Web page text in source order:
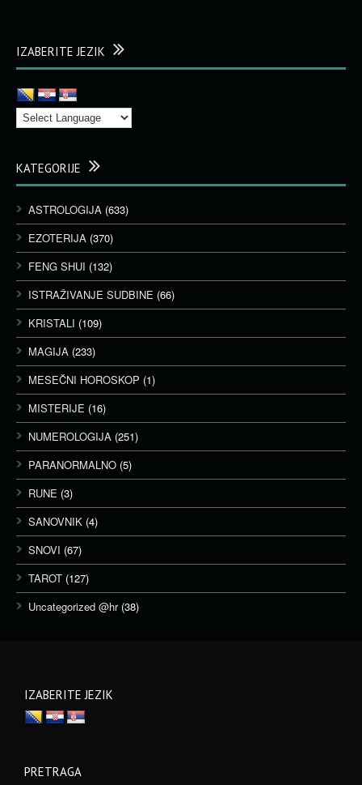
IZABERITE JEZIK
KATEGORIJE
ASTROLOGIJA (633)
EZOTERIJA (370)
FENG SHUI (132)
ISTRAŽIVANJE SUDBINE (66)
KRISTALI (109)
MAGIJA (233)
MESEČNI HOROSKOP (1)
MISTERIJE (16)
NUMEROLOGIJA (251)
PARANORMALNO (5)
RUNE (3)
SANOVNIK (4)
SNOVI (67)
TAROT (127)
Uncategorized @hr(38)
IZABERITE JEZIK
PRETRAGA